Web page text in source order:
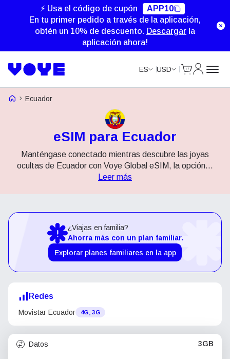
⚡ Usa el código de cupón
APP10
En tu primer pedido a través de la aplicación,
obtén un 10% de descuento. Descargar la
aplicación ahora!
ES USD
Voye Homepage
Ecuador
eSIM para Ecuador
Manténgase conectado mientras descubre las joyas
ocultas de Ecuador con Voye Global eSIM, la opción...
Leer más
¿Viajas en familia?
Ahorra más con un plan familiar.
Explorar planes familiares en la app
Redes
Movistar Ecuador 4G, 3G
Datos 3GB